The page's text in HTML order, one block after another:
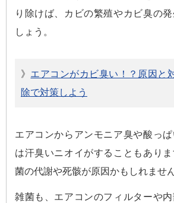
り除けば、カビの繁殖やカビ臭の
しょう。
》 エアコンがカビ臭い！？原因と
除で対策しよう
エアコンからアンモニア臭や酸っ
は汗臭いニオイがすることもあり
菌の代謝や死骸が原因かもしれません
雑菌も、エアコンのフィルターや